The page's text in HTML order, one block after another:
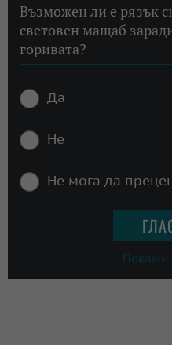
Възможен ли е рязък
световен мащаб
горивата?
Да
Не
Не мога да
Покажи